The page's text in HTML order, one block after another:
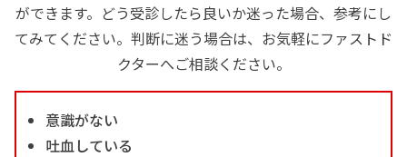
ができます。どう受診したら良いか迷った場合、参考にし
てみてください。判断に迷う場合は、お気軽にファストド
クターへご相談ください。
意識がない
吐血している